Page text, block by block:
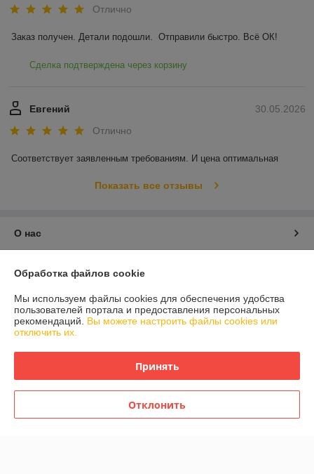
Отлично
Заказ получен. Детали подошли.  Отправили быстро. Всё ОК!
Сделка подтверждена через корзину
30.05.2026
Евгений
Отлично
Соответствует заявленным требованиям. И цена оптимальная
Показать все отзывы
О нас
Доставка и оплата
График работы
Обработка файлов cookie
Мы используем файлы cookies для обеспечения удобства
пользователей портала и предоставления персональных
рекомендаций. Вы можете настроить файлы cookies или
отключить их.
Принять
Отклонить